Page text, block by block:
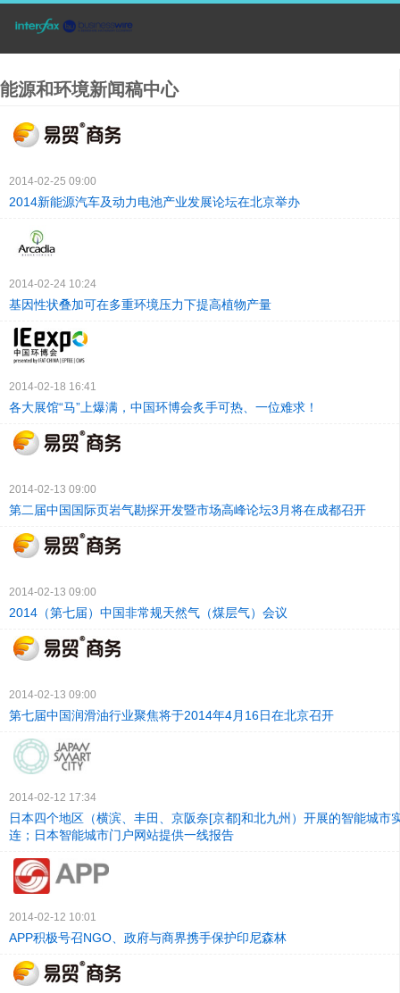
能源和环境新闻稿中心
2014-02-25 09:00
2014新能源汽车及动力电池产业发展论坛在北京举办
2014-02-24 10:24
基因性状叠加可在多重环境压力下提高植物产量
2014-02-18 16:41
各大展馆“马”上爆满，中国环博会炙手可热、一位难求！
2014-02-13 09:00
第二届中国国际页岩气勘探开发暨市场高峰论坛3月将在成都召开
2014-02-13 09:00
2014（第七届）中国非常规天然气（煤层气）会议
2014-02-13 09:00
第七届中国润滑油行业聚焦将于2014年4月16日在北京召开
2014-02-12 17:34
日本四个地区（横滨、丰田、京阪奈[京都]和北九州）开展的智能城市
连；日本智能城市门户网站提供一线报告
2014-02-12 10:01
APP积极号召NGO、政府与商界携手保护印尼森林